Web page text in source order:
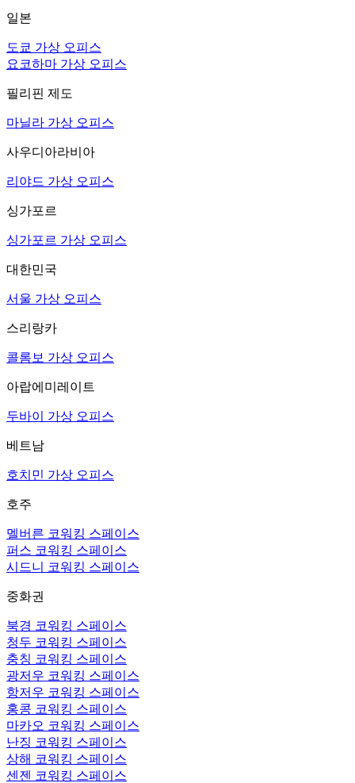
일본
도쿄 가상 오피스
요코하마 가상 오피스
필리핀 제도
마닐라 가상 오피스
사우디아라비아
리야드 가상 오피스
싱가포르
싱가포르 가상 오피스
대한민국
서울 가상 오피스
스리랑카
콜롬보 가상 오피스
아랍에미레이트
두바이 가상 오피스
베트남
호치민 가상 오피스
호주
멜버른 코워킹 스페이스
퍼스 코워킹 스페이스
시드니 코워킹 스페이스
중화권
북경 코워킹 스페이스
청두 코워킹 스페이스
충칭 코워킹 스페이스
광저우 코워킹 스페이스
항저우 코워킹 스페이스
홍콩 코워킹 스페이스
마카오 코워킹 스페이스
난징 코워킹 스페이스
상해 코워킹 스페이스
센젠 코워킹 스페이스